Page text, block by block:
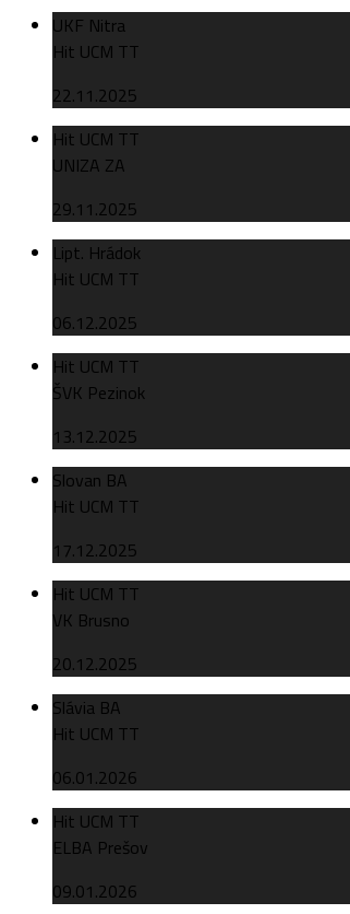
UKF Nitra
Hit UCM TT
22.11.2025
Hit UCM TT
UNIZA ZA
29.11.2025
Lipt. Hrádok
Hit UCM TT
06.12.2025
Hit UCM TT
ŠVK Pezinok
13.12.2025
Slovan BA
Hit UCM TT
17.12.2025
Hit UCM TT
VK Brusno
20.12.2025
Slávia BA
Hit UCM TT
06.01.2026
Hit UCM TT
ELBA Prešov
09.01.2026